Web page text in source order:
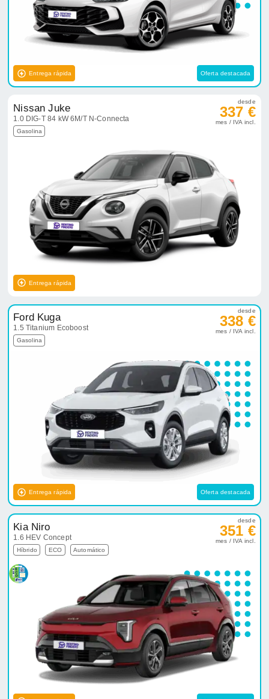
Entrega rápida Oferta destacada
Nissan Juke
1.0 DIG-T 84 kW 6M/T N-Connecta
Gasolina
desde
337 €
mes / IVA incl.
Entrega rápida
Ford Kuga
1.5 Titanium Ecoboost
Gasolina
desde
338 €
mes / IVA incl.
Entrega rápida Oferta destacada
Kia Niro
1.6 HEV Concept
Híbrido ECO Automático
desde
351 €
mes / IVA incl.